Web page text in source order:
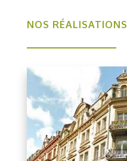
NOS RÉALISATIONS